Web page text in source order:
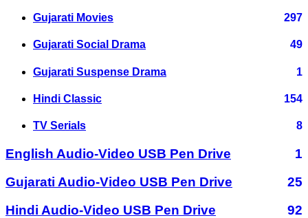
Gujarati Movies 297
Gujarati Social Drama 49
Gujarati Suspense Drama 1
Hindi Classic 154
TV Serials 8
English Audio-Video USB Pen Drive
1
Gujarati Audio-Video USB Pen Drive
25
Hindi Audio-Video USB Pen Drive
92